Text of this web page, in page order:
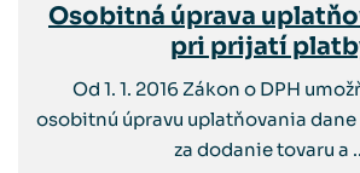
Osobitná úprava
pri prijatí
Od 1. 1. 2016 Zákon o DPH
osobitnú úpravu uplatňovania
za dodanie tovaru a